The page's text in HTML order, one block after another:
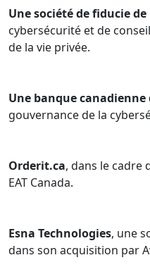
Une société de fiducie
cybersécurité et de
de la vie privée.
Une banque canadienne
gouvernance de la
Orderit.ca, dans le cadre
EAT Canada.
Esna Technologies, une
dans son acquisition par